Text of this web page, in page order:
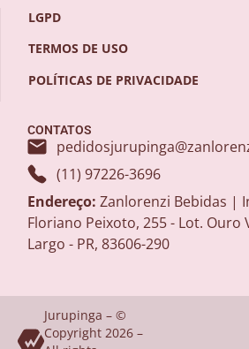
LGPD
TERMOS DE USO
POLÍTICAS DE PRIVACIDADE
CONTATOS
(11) 97226-3696
Endereço: Zanlorenzi Bebidas |
Floriano Peixoto, 255 - Lot. Ouro
Largo - PR, 83606-290
Jurupinga – ©
Copyright 2026 –